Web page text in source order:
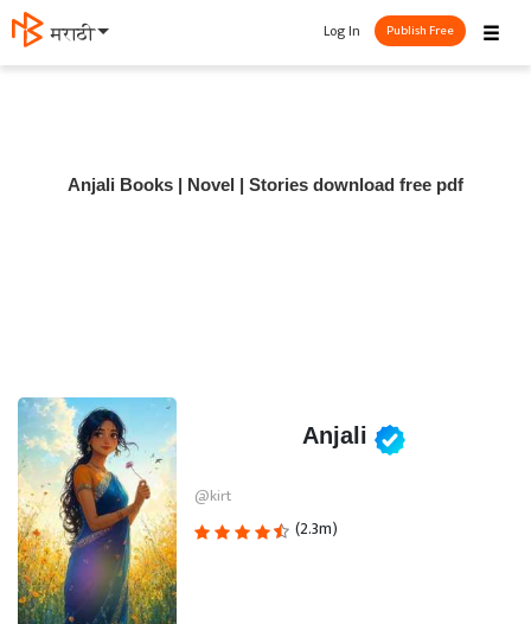
मराठी ☰
Log In Publish Free
Anjali Books | Novel | Stories download free pdf
Anjali
@kirt
(2.3m)